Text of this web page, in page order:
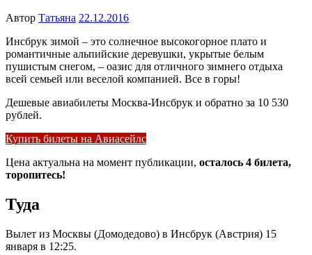
Автор Татьяна 22.12.2016
Инсбрук зимой – это солнечное высокогорное плато и
романтичные альпийские деревушки, укрытые белым
пушистым снегом, – оазис для отличного зимнего отдыха
всей семьей или веселой компанией. Все в горы!
Дешевые авиабилеты Москва-Инсбрук и обратно за 10 530
рублей.
Купить билеты на Авиасейлс
Цена актуальна на момент публикации, осталось 4 билета,
торопитесь!
Туда
Вылет из Москвы (Домодедово) в Инсбрук (Австрия) 15
января в 12:25.